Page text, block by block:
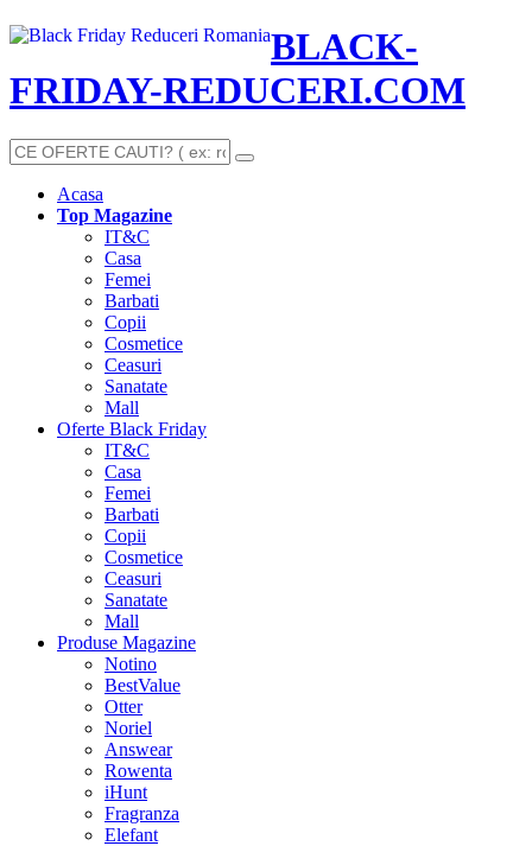
BLACK-
FRIDAY-REDUCERI.COM
Acasa
Top Magazine
IT&C
Casa
Femei
Barbati
Copii
Cosmetice
Ceasuri
Sanatate
Mall
Oferte Black Friday
IT&C
Casa
Femei
Barbati
Copii
Cosmetice
Ceasuri
Sanatate
Mall
Produse Magazine
Notino
BestValue
Otter
Noriel
Answear
Rowenta
iHunt
Fragranza
Elefant